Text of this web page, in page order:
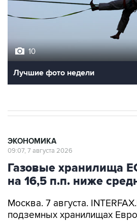
10
Лучшие фото недели
ЭКОНОМИКА
09:07, 7 августа 2026
Газовые хранилища
на 16,5 п.п. ниже
Москва. 7 августа.
подземных хранилищах